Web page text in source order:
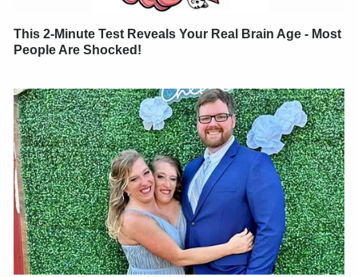
This 2-Minute Test Reveals Your Real Brain Age - Most
People Are Shocked!